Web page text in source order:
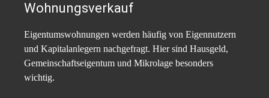
Wohnungsverkauf
Eigentumswohnungen werden häufig von Eigennutzern
und Kapitalanlegern nachgefragt. Hier sind Hausgeld,
Gemeinschaftseigentum und Mikrolage besonders
wichtig.